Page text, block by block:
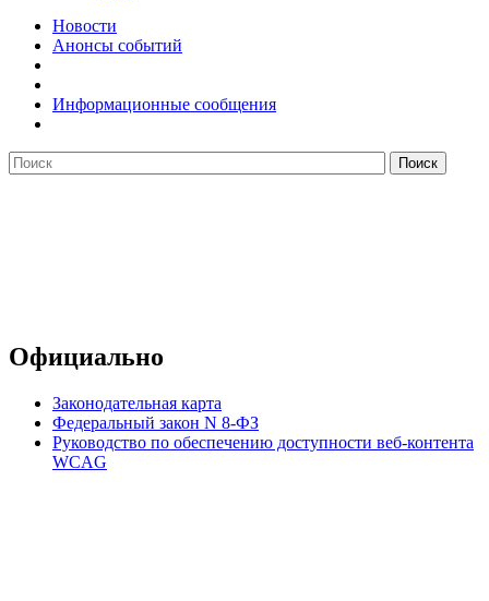
Новости
Анонсы событий
Информационные сообщения
Официально
Законодательная карта
Федеральный закон N 8-ФЗ
Руководство по обеспечению доступности веб-контента
WCAG